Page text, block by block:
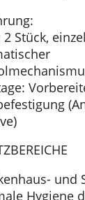
2 Stück,
und
Hygiene